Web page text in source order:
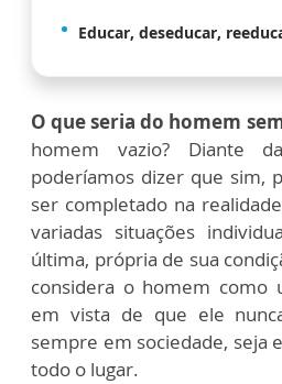
Educar, deseducar,
O que seria do homem
homem vazio? Diante
poderíamos dizer que sim,
ser completado na
variadas situações
última, própria de sua
considera o homem como
em vista de que ele
sempre em sociedade, seja
todo o lugar.